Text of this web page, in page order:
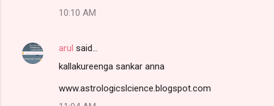
10:10 AM
arul said…
kallakureenga sankar anna
www.astrologicslcience.blogspot.com